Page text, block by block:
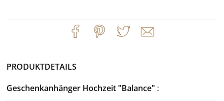
PRODUKTDETAILS
Geschenkanhänger Hochzeit "Balance"